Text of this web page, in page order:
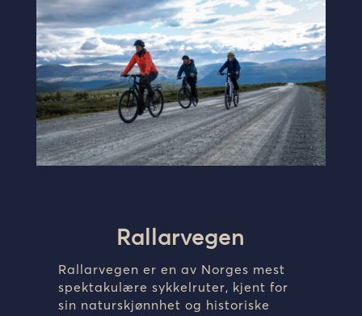
Rallarvegen
Rallarvegen er en av Norges mest
spektakulære sykkelruter, kjent for
sin naturskjønnhet og historiske